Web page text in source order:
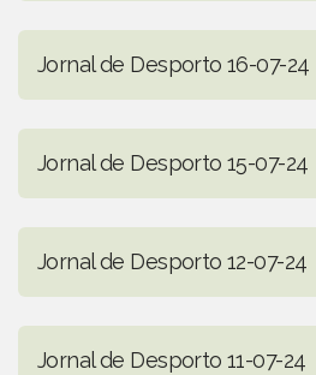
Jornal de Desporto 16-07-24
Jornal de Desporto 15-07-24
Jornal de Desporto 12-07-24
Jornal de Desporto 11-07-24